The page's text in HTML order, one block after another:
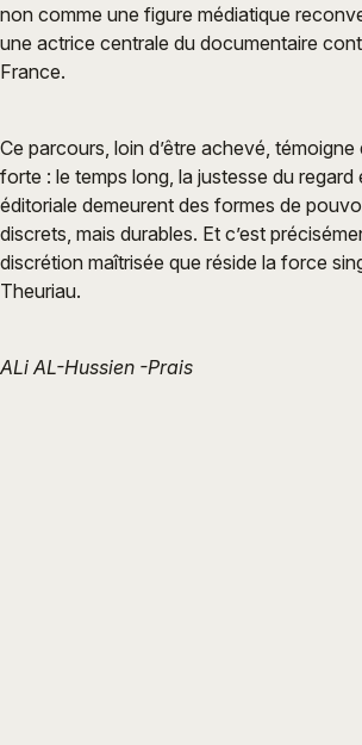
non comme une figure médiatique
une actrice centrale du documentaire
France.
Ce parcours, loin d’être achevé,
forte : le temps long, la justesse du regard
éditoriale demeurent des formes de
discrets, mais durables. Et c’est
discrétion maîtrisée que réside la force
Theuriau.
ALi AL-Hussien -Prais